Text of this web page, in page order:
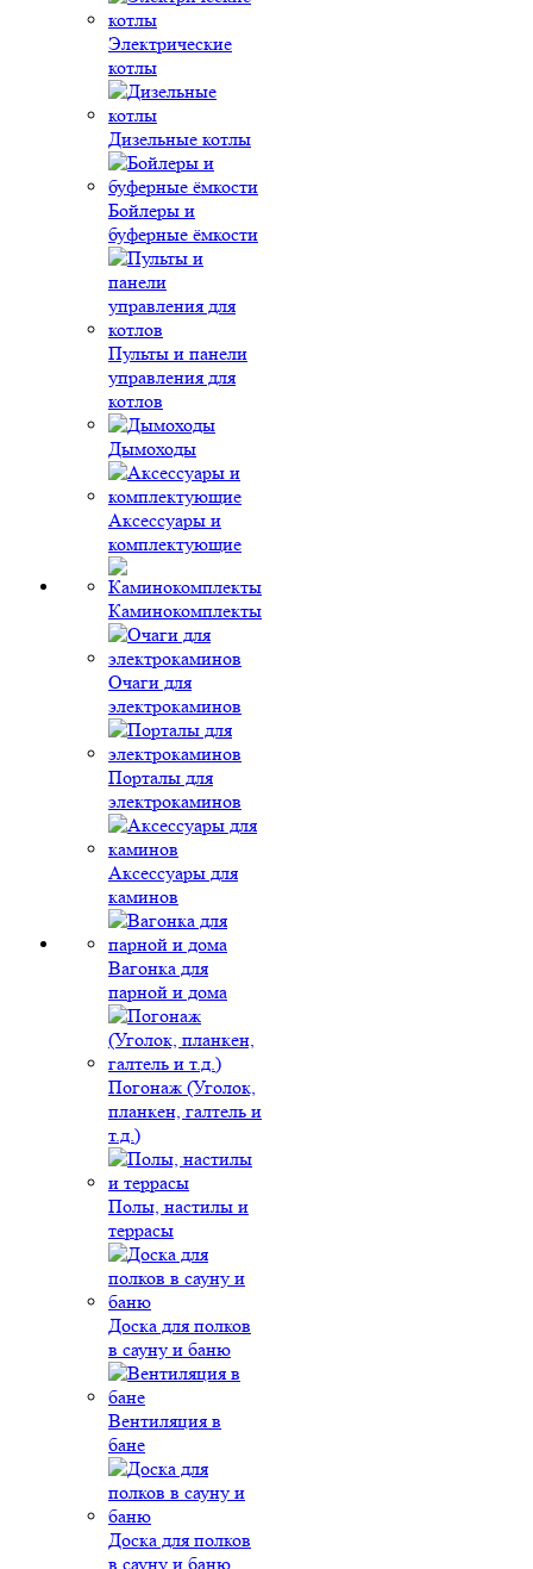
Электрические
котлы
Дизельные котлы
Бойлеры и
буферные ёмкости
Пульты и панели
управления для
котлов
Дымоходы
Аксессуары и
комплектующие
Каминокомплекты
Очаги для
электрокаминов
Порталы для
электрокаминов
Аксессуары для
каминов
Вагонка для
парной и дома
Погонаж (Уголок,
планкен, галтель и
т.д.)
Полы, настилы и
террасы
Доска для полков
в сауну и баню
Вентиляция в
бане
Доска для полков
в сауну и баню